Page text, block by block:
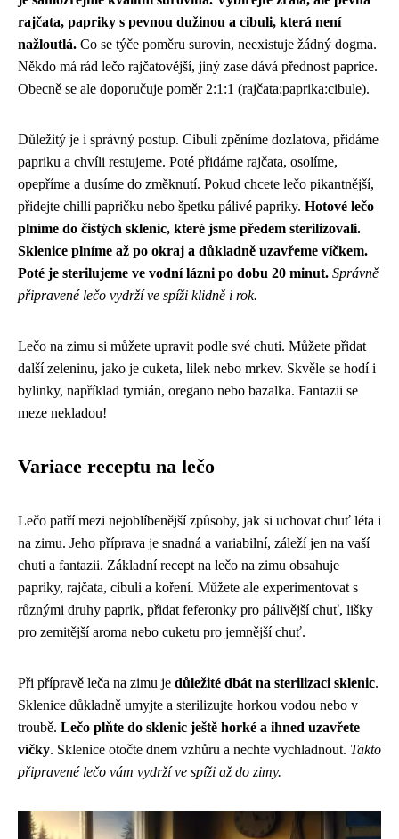
rajčata, papriky s pevnou dužinou a cibuli, která není
nažloutlá. Co se týče poměru surovin, neexistuje žádný dogma.
Někdo má rád lečo rajčatovější, jiný zase dává přednost paprice.
Obecně se ale doporučuje poměr 2:1:1 (rajčata:paprika:cibule).
Důležitý je i správný postup. Cibuli zpěníme dozlatova, přidáme
papriku a chvíli restujeme. Poté přidáme rajčata, osolíme,
opepříme a dusíme do změknutí. Pokud chcete lečo pikantnější,
přidejte chilli papričku nebo špetku pálivé papriky. Hotové lečo
plníme do čistých sklenic, které jsme předem sterilizovali.
Sklenice plníme až po okraj a důkladně uzavřeme víčkem.
Poté je sterilujeme ve vodní lázni po dobu 20 minut. Správně
připravené lečo vydrží ve spíži klidně i rok.
Lečo na zimu si můžete upravit podle své chuti. Můžete přidat
další zeleninu, jako je cuketa, lilek nebo mrkev. Skvěle se hodí i
bylinky, například tymián, oregano nebo bazalka. Fantazii se
meze nekladou!
Variace receptu na lečo
Lečo patří mezi nejoblíbenější způsoby, jak si uchovat chuť léta i
na zimu. Jeho příprava je snadná a variabilní, záleží jen na vaší
chuti a fantazii. Základní recept na lečo na zimu obsahuje
papriky, rajčata, cibuli a koření. Můžete ale experimentovat s
různými druhy paprik, přidat feferonky pro pálivější chuť, lišky
pro zemitější aroma nebo cuketu pro jemnější chuť.
Při přípravě leča na zimu je důležité dbát na sterilizaci sklenic.
Sklenice důkladně umyjte a sterilizujte horkou vodou nebo v
troubě. Lečo plňte do sklenic ještě horké a ihned uzavřete
víčky. Sklenice otočte dnem vzhůru a nechte vychladnout. Takto
připravené lečo vám vydrží ve spíži až do zimy.